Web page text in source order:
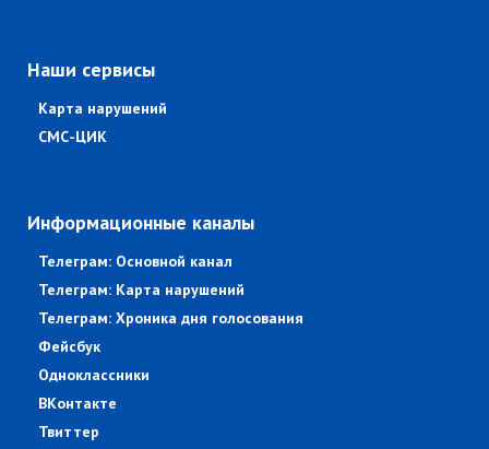
Наши сервисы
Карта нарушений
СМС-ЦИК
Информационные каналы
Телеграм: Основной канал
Телеграм: Карта нарушений
Телеграм: Хроника дня голосования
Фейсбук
Одноклассники
ВКонтакте
Твиттер